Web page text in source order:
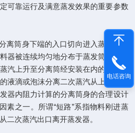
可靠运行及满意蒸发效果的重要参数
筒身下端的入口切向进入蒸发器并
器被连续均匀地分布于蒸发筒身内壁
汽上升至分离筒经安装在内的气液分
液滴或泡沫分离二次蒸汽从上端的出
器内阻力计算的分离筒身的合理设计
素之一。所谓“短路”系指物料刚进蒸
二次蒸汽出口离开蒸发器。
电话咨询